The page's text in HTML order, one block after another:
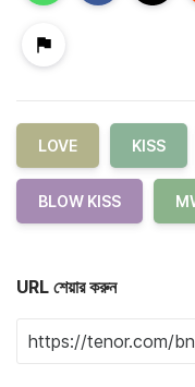
LOVE KISS
BLOW KISS
URL শেয়ার করুন